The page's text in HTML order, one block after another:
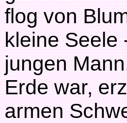
flog von
kleine Seele
jungen
Erde war,
armen